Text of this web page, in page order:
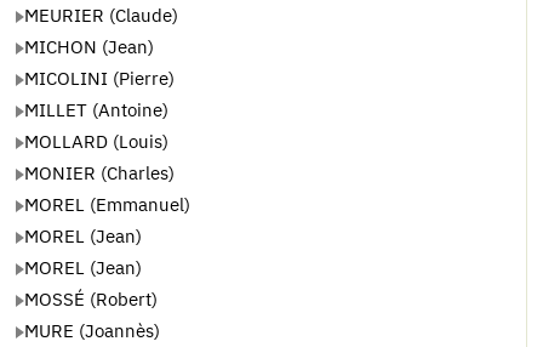
MEURIER (Claude)
MICHON (Jean)
MICOLINI (Pierre)
MILLET (Antoine)
MOLLARD (Louis)
MONIER (Charles)
MOREL (Emmanuel)
MOREL (Jean)
MOREL (Jean)
MOSSÉ (Robert)
MURE (Joannès)